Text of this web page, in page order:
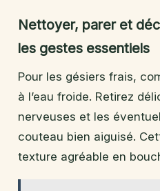
Nettoyer, parer et
les gestes essentiels
Pour les gésiers frais,
à l’eau froide. Retirez
nerveuses et les
couteau bien aiguisé.
texture agréable en